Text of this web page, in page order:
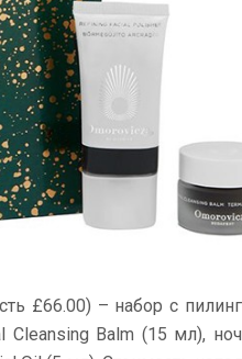
£66.00) – набор с
Balm (15 мл),